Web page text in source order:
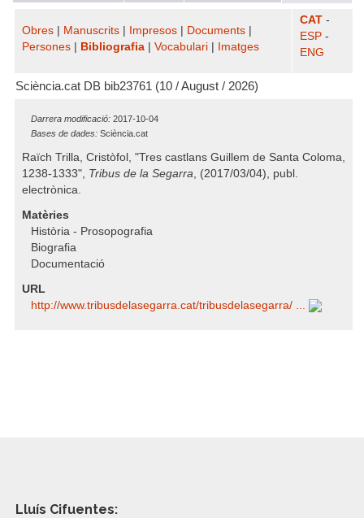
Obres Manuscrits Impresos Documents
Persones
Bibliografia Vocabulari Imatges
CAT -
ESP -
ENG
Sciència.cat DB bib23761 (10 / August / 2026)
Darrera modificació: 2017-10-04
Bases de dades: Sciència.cat
Raïch Trilla, Cristòfol, "Tres castlans Guillem de Santa Coloma,
1238-1333", Tribus de la Segarra, (2017/03/04), publ.
electrònica.
Matèries
Història - Prosopografia
Biografia
Documentació
URL
http:/​/​www.tribusdelasegarra.cat/​tribusdelasegarra/​ ...
Lluís Cifuentes: